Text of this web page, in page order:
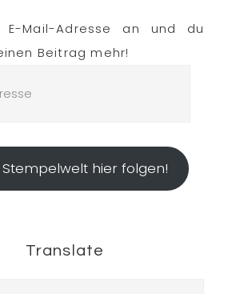
Mail-Adresse an und du
Beitrag mehr!
Stempelwelt hier folgen!
Translate